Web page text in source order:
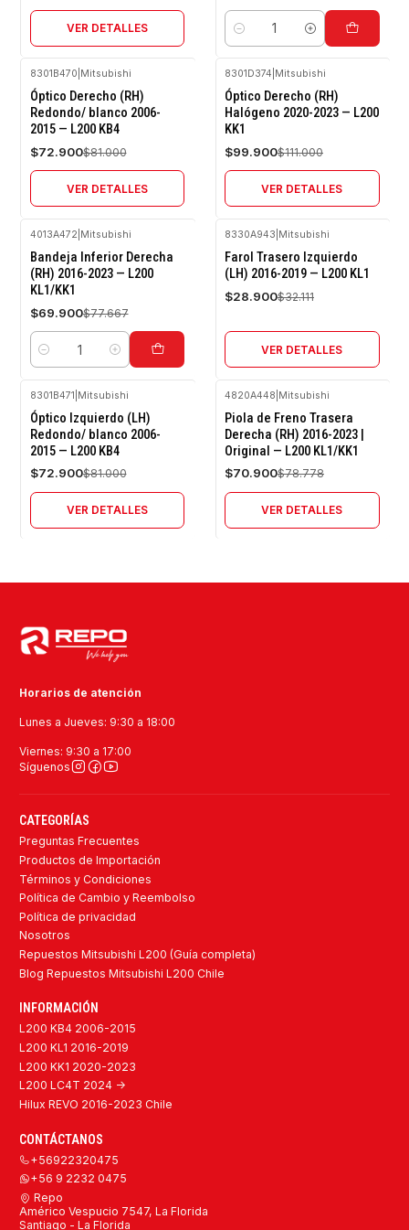
VER DETALLES
Cantidad
-10%
OFF
Agotado
8301B470 Mitsubishi
Óptico Derecho (RH)
Redondo/ blanco 2006-
2015 — L200 KB4
$72.900$81.000
VER DETALLES
-10%
OFF
Agotado
8301D374 Mitsubishi
Óptico Derecho (RH)
Halógeno 2020-2023 — L200
KK1
$99.900$111.000
VER DETALLES
-10%
OFF
4013A472 Mitsubishi
Bandeja Inferior Derecha
(RH) 2016-2023 — L200
KL1/KK1
$69.900$77.667
Cantidad
-10%
OFF
8330A943 Mitsubishi
Farol Trasero Izquierdo
(LH) 2016-2019 — L200 KL1
$28.900$32.111
VER DETALLES
-10%
OFF
Agotado
8301B471 Mitsubishi
Óptico Izquierdo (LH)
Redondo/ blanco 2006-
2015 — L200 KB4
$72.900$81.000
VER DETALLES
-10%
OFF
Agotado
4820A448 Mitsubishi
Piola de Freno Trasera
Derecha (RH) 2016-2023 |
Original — L200 KL1/KK1
$70.900$78.778
VER DETALLES
Horarios de atención
Lunes a Jueves: 9:30 a 18:00
Viernes: 9:30 a 17:00
Síguenos
CATEGORÍAS
Preguntas Frecuentes
Productos de Importación
Términos y Condiciones
Política de Cambio y Reembolso
Política de privacidad
Nosotros
Repuestos Mitsubishi L200 (Guía completa)
Blog Repuestos Mitsubishi L200 Chile
INFORMACIÓN
L200 KB4 2006-2015
L200 KL1 2016-2019
L200 KK1 2020-2023
L200 LC4T 2024 ->
Hilux REVO 2016-2023 Chile
CONTÁCTANOS
+56922320475
+56 9 2232 0475
Repo
Américo Vespucio 7547, La Florida
Santiago - La Florida